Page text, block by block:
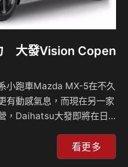
大發Vision Copen
小跑車Mazda MX-5在不久
有動感氣息，而現在另一家
，Daihatsu大發即將在日
差不多，同樣也是後輪驅
量，在動力上恐怕有些劣
看更多